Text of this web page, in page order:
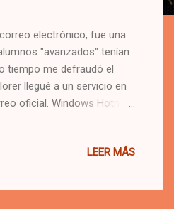
electrónico, fue una
"avanzados" tenían
tiempo me defraudó el
llegué a un servicio en
oficial. Windows Hotmail.
borrar por su historia y
correo de google, el que
LEER MÁS